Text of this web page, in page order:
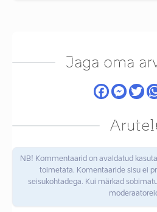
Jaga oma
NB! Kommentaarid on avaldatud
toimetata. Komentaaride sisu ei
seisukohtadega. Kui märkad